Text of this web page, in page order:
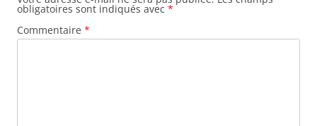
obligatoires sont indiqués avec *
Commentaire *